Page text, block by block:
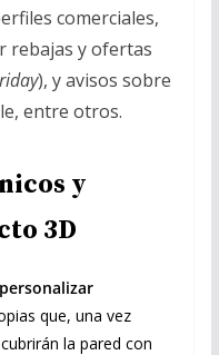
comerciales,
rebajas y ofertas
), y avisos sobre
entre otros.
y
3D
personalizar
que, una vez
la pared con